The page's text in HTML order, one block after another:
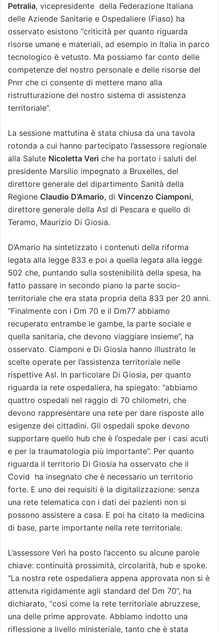
Petralia, vicepresidente della Federazione Italiana
delle Aziende Sanitarie e Ospedaliere (Fiaso) ha
osservato esistono “criticità per quanto riguarda
risorse umane e materiali, ad esempio in Italia in parco
tecnologico è vetusto. Ma possiamo far conto delle
competenze del nostro personale e delle risorse del
Pnrr che ci consente di mettere mano alla
ristrutturazione del nostro sistema di assistenza
territoriale”.
La sessione mattutina è stata chiusa da una tavola
rotonda a cui hanno partecipato l’assessore regionale
alla Salute Nicoletta Verì che ha portato i saluti del
presidente Marsilio impegnato a Bruxelles, del
direttore generale del dipartimento Sanità della
Regione Claudio D’Amario, di Vincenzo Ciamponi,
direttore generale della Asl di Pescara e quello di
Teramo, Maurizio Di Giosia.
D’Amario ha sintetizzato i contenuti della riforma
legata alla legge 833 e poi a quella legata alla legge
502 che, puntando sulla sostenibilità della spesa, ha
fatto passare in secondo piano la parte socio-
territoriale che era stata propria della 833 per 20 anni.
“Finalmente con i Dm 70 e il Dm77 abbiamo
recuperato entrambe le gambe, la parte sociale e
quella sanitaria, che devono viaggiare insieme”, ha
osservato. Ciamponi e Di Giosia hanno illustrato le
scelte operate per l’assistenza territoriale nelle
rispettive Asl. In particolare Di Giosia, per quanto
riguarda la rete ospedaliera, ha spiegato: “abbiamo
quattro ospedali nel raggio di 70 chilometri, che
devono rappresentare una rete per dare risposte alle
esigenze dei cittadini. Gli ospedali spoke devono
supportare quello hub che è l’ospedale per i casi acuti
e per la traumatologia più importante”. Per quanto
riguarda il territorio Di Giosia ha osservato che il
Covid ha insegnato che è necessario un territorio
forte. E uno dei requisiti è la digitalizzazione: senza
una rete telematica con i dati dei pazienti non si
possono assistere a casa. E poi ha citato la medicina
di base, parte importante nella rete territoriale.
L’assessore Verì ha posto l’accento su alcune parole
chiave: continuità prossimità, circolarità, hub e spoke.
“La nostra rete ospedaliera appena approvata non si è
attenuta rigidamente agli standard del Dm 70”, ha
dichiarato, “così come la rete territoriale abruzzese,
una delle prime approvate. Abbiamo indotto una
riflessione a livello ministeriale, tanto che è stata